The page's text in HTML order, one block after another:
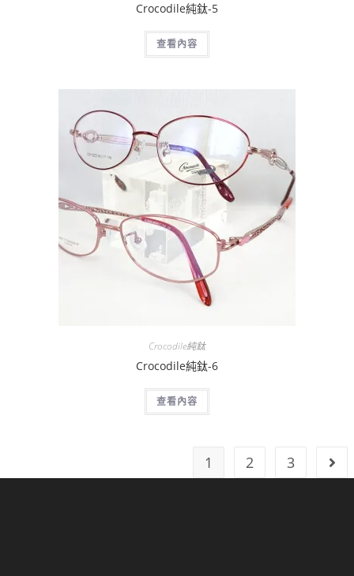
Crocodile純鈦-5
查看內容
Crocodile純鈦
Crocodile純鈦-6
查看內容
1 2 3